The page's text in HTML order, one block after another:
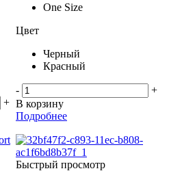
+
One Size
Цвет
Черный
Красный
-
+
В корзину
Подробнее
Быстрый просмотр